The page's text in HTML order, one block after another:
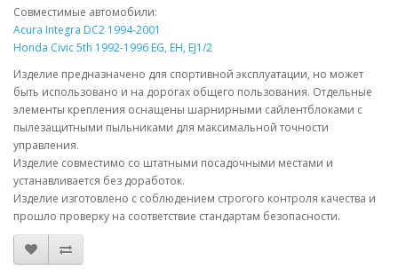
Совместимые автомобили:
Acura Integra DC2 1994-2001
Honda Civic 5th 1992-1996 EG, EH, EJ1/2
Изделие предназначено для спортивной эксплуатации, но может
быть использовано и на дорогах общего пользования. Отдельные
элементы крепления оснащены шарнирными сайлентблоками с
пылезащитными пыльниками для максимальной точности
управления.
Изделие совместимо со штатными посадочными местами и
устанавливается без доработок.
Изделие изготовлено с соблюдением строгого контроля качества и
прошло проверку на соответствие стандартам безопасности.